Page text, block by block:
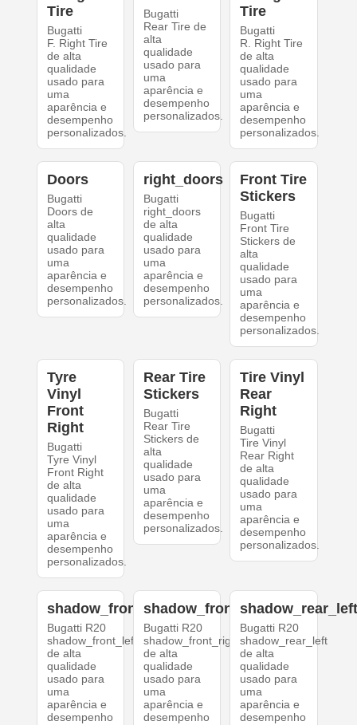
Tire
Bugatti
F. Right Tire
de alta
qualidade
usado para
uma
aparência e
desempenho
personalizados.
Bugatti
Rear Tire de
alta
qualidade
usado para
uma
aparência e
desempenho
personalizados.
Tire
Bugatti
R. Right Tire
de alta
qualidade
usado para
uma
aparência e
desempenho
personalizados.
Doors
Bugatti
Doors de
alta
qualidade
usado para
uma
aparência e
desempenho
personalizados.
right_doors
Bugatti
right_doors
de alta
qualidade
usado para
uma
aparência e
desempenho
personalizados.
Front Tire
Stickers
Bugatti
Front Tire
Stickers de
alta
qualidade
usado para
uma
aparência e
desempenho
personalizados.
Tyre
Vinyl
Front
Right
Bugatti
Tyre Vinyl
Front Right
de alta
qualidade
usado para
uma
aparência e
desempenho
personalizados.
Rear Tire
Stickers
Bugatti
Rear Tire
Stickers de
alta
qualidade
usado para
uma
aparência e
desempenho
personalizados.
Tire Vinyl
Rear
Right
Bugatti
Tire Vinyl
Rear Right
de alta
qualidade
usado para
uma
aparência e
desempenho
personalizados.
shadow_front_left
Bugatti R20
shadow_front_left
de alta
qualidade
usado para
uma
aparência e
desempenho
shadow_front_right
Bugatti R20
shadow_front_right
de alta
qualidade
usado para
uma
aparência e
desempenho
Bugatti R20
shadow_rear_left
de alta
qualidade
usado para
uma
aparência e
desempenho